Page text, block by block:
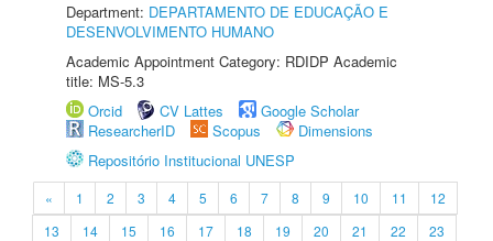
Department: DEPARTAMENTO DE EDUCAÇÃO E
DESENVOLVIMENTO HUMANO
Academic Appointment Category: RDIDP Academic
title: MS-5.3
Orcid
CV Lattes
Google Scholar
ResearcherID
Scopus
Dimensions
Repositório Institucional UNESP
« 1 2 3 4 5 6 7 8 9 10 11
12
13
14 15 16 17 18 19 20 21 22
23